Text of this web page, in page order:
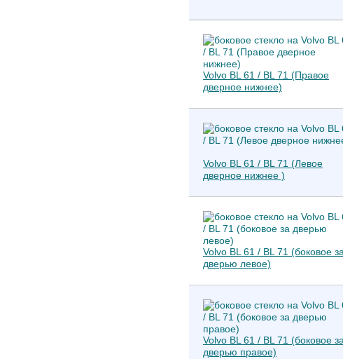
Volvo BL 61 / BL 71 (Правое
дверное нижнее)
Volvo BL 61 / BL 71 (Левое
дверное нижнее )
Volvo BL 61 / BL 71 (боковое за
дверью левое)
Volvo BL 61 / BL 71 (боковое за
дверью правое)